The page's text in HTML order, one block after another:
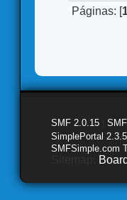
Páginas: [
SMF 2.0.15
SimplePortal
SMFSimple.com